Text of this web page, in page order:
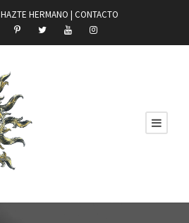
HAZTE HERMANO | CONTACTO